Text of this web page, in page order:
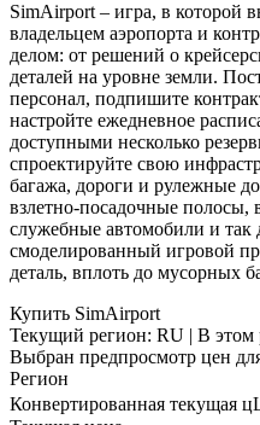
SimAirport – игра, в которой
владельцем аэропорта и
делом: от решений о
деталей на уровне земли.
персонал, подпишите
настройте ежедневное
доступными несколько
спроектируйте свою
багажа, дороги и рулежные
взлетно-посадочные полосы,
служебные автомобили и так
смоделированный игровой
деталь, вплоть до мусорных
Купить SimAirport
Текущий регион: RU | В этом
Выбран предпросмотр цен
Регион
Конвертированная текущая ц